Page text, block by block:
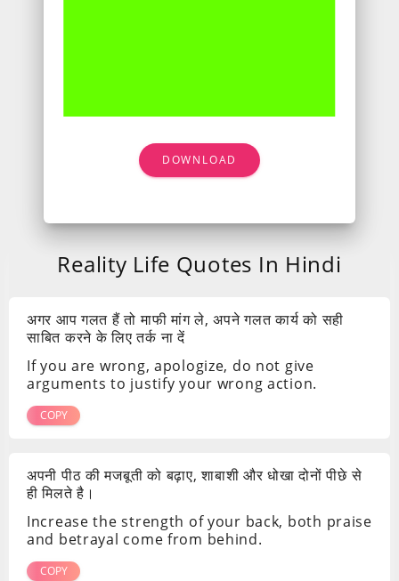
DOWNLOAD
Reality Life Quotes In Hindi
अगर आप गलत हैं तो माफी मांग ले, अपने गलत कार्य को सही
साबित करने के लिए तर्क ना दें
If you are wrong, apologize, do not give
arguments to justify your wrong action.
COPY
अपनी पीठ की मजबूती को बढ़ाए, शाबाशी और धोखा दोनों पीछे से
ही मिलते है।
Increase the strength of your back, both praise
and betrayal come from behind.
COPY